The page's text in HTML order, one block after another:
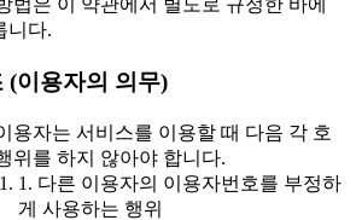
법은 이 약관에서 별도로 규정한 바에
니다.
(이용자의 의무)
용자는 서비스를 이용할 때 다음 각 호
위를 하지 않아야 합니다.
1. 다른 이용자의 이용자번호를 부정하
게 사용하는 행위